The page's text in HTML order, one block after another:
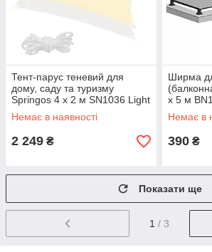
Тент-парус теневий для
дому, саду та туризму
Springos 4 x 2 м SN1036 Light
Yellow aiw якість
Немає в наявності
2 249 ₴
Ширма
x 5 м
Немає в
390 ₴
Показати ще
1 / 3